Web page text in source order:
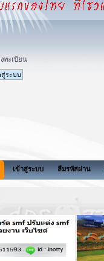
ทะเบียน
เข้าสู่ระบบ ลืมรหัสผ่าน